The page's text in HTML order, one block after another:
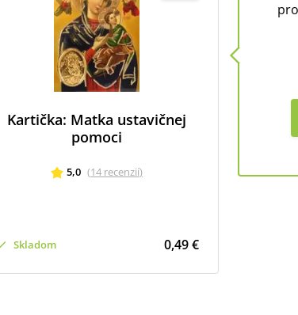
Kartička: Matka ustavičnej
pomoci
5,0 (14 recenzií)
Skladom 0,49 €